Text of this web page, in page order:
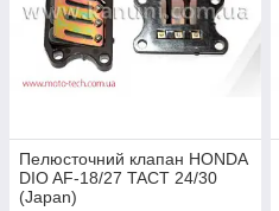
Пелюсточний клапан HONDA
DIO AF-18/27 TACT 24/30
(Japan)